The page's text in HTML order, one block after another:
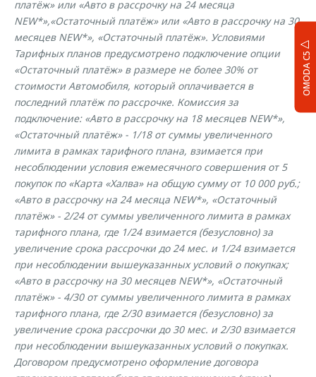
OMODA C5
платёж» или «Авто в рассрочку на 24 месяца
NEW*»,«Остаточный платёж» или «Авто в рассрочку на 30
месяцев NEW*», «Остаточный платёж». Условиями
Тарифных планов предусмотрено подключение опции
«Остаточный платёж» в размере не более 30% от
стоимости Автомобиля, который оплачивается в
последний платёж по рассрочке. Комиссия за
подключение: «Авто в рассрочку на 18 месяцев NEW*»,
«Остаточный платёж» - 1/18 от суммы увеличенного
лимита в рамках тарифного плана, взимается при
несоблюдении условия ежемесячного совершения от 5
покупок по «Карта «Халва» на общую сумму от 10 000 руб.;
«Авто в рассрочку на 24 месяца NEW*», «Остаточный
платёж» - 2/24 от суммы увеличенного лимита в рамках
тарифного плана, где 1/24 взимается (безусловно) за
увеличение срока рассрочки до 24 мес. и 1/24 взимается
при несоблюдении вышеуказанных условий о покупках;
«Авто в рассрочку на 30 месяцев NEW*», «Остаточный
платёж» - 4/30 от суммы увеличенного лимита в рамках
тарифного плана, где 2/30 взимается (безусловно) за
увеличение срока рассрочки до 30 мес. и 2/30 взимается
при несоблюдении вышеуказанных условий о покупках.
Договором предусмотрено оформление договора